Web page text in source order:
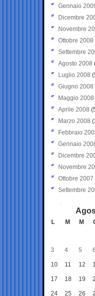
Gennaio
Dicembre
Novembre
Ottobre 2008
Settembre
Agosto 2008
Luglio 2008
Giugno 2008
Maggio 2008
Aprile 2008
Marzo 2008
Febbraio
Gennaio
Dicembre
Novembre
Ottobre 2007
Settembre
L M M
3 4 5 6
10 11 12
17 18 19
24 25 26